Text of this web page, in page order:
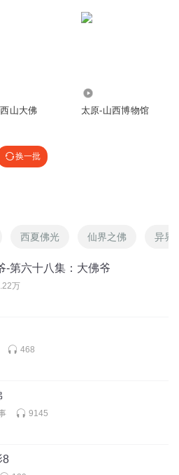
山大佛 太原-山西博物馆
换一批
西夏佛光 仙界之佛 异界
-第六十八集：大佛爷
万
468
9145
8